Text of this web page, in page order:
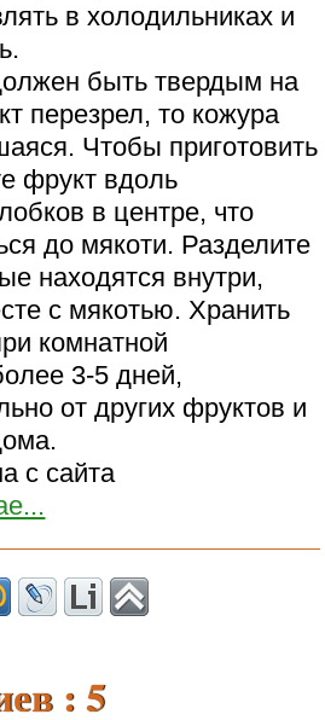
в холодильниках и
быть твердым на
перезрел, то кожура
Чтобы приготовить
фрукт вдоль
в центре, что
до мякоти. Разделите
находятся внутри,
с мякотью. Хранить
комнатной
3-5 дней,
от других фруктов и
с сайта
: 5